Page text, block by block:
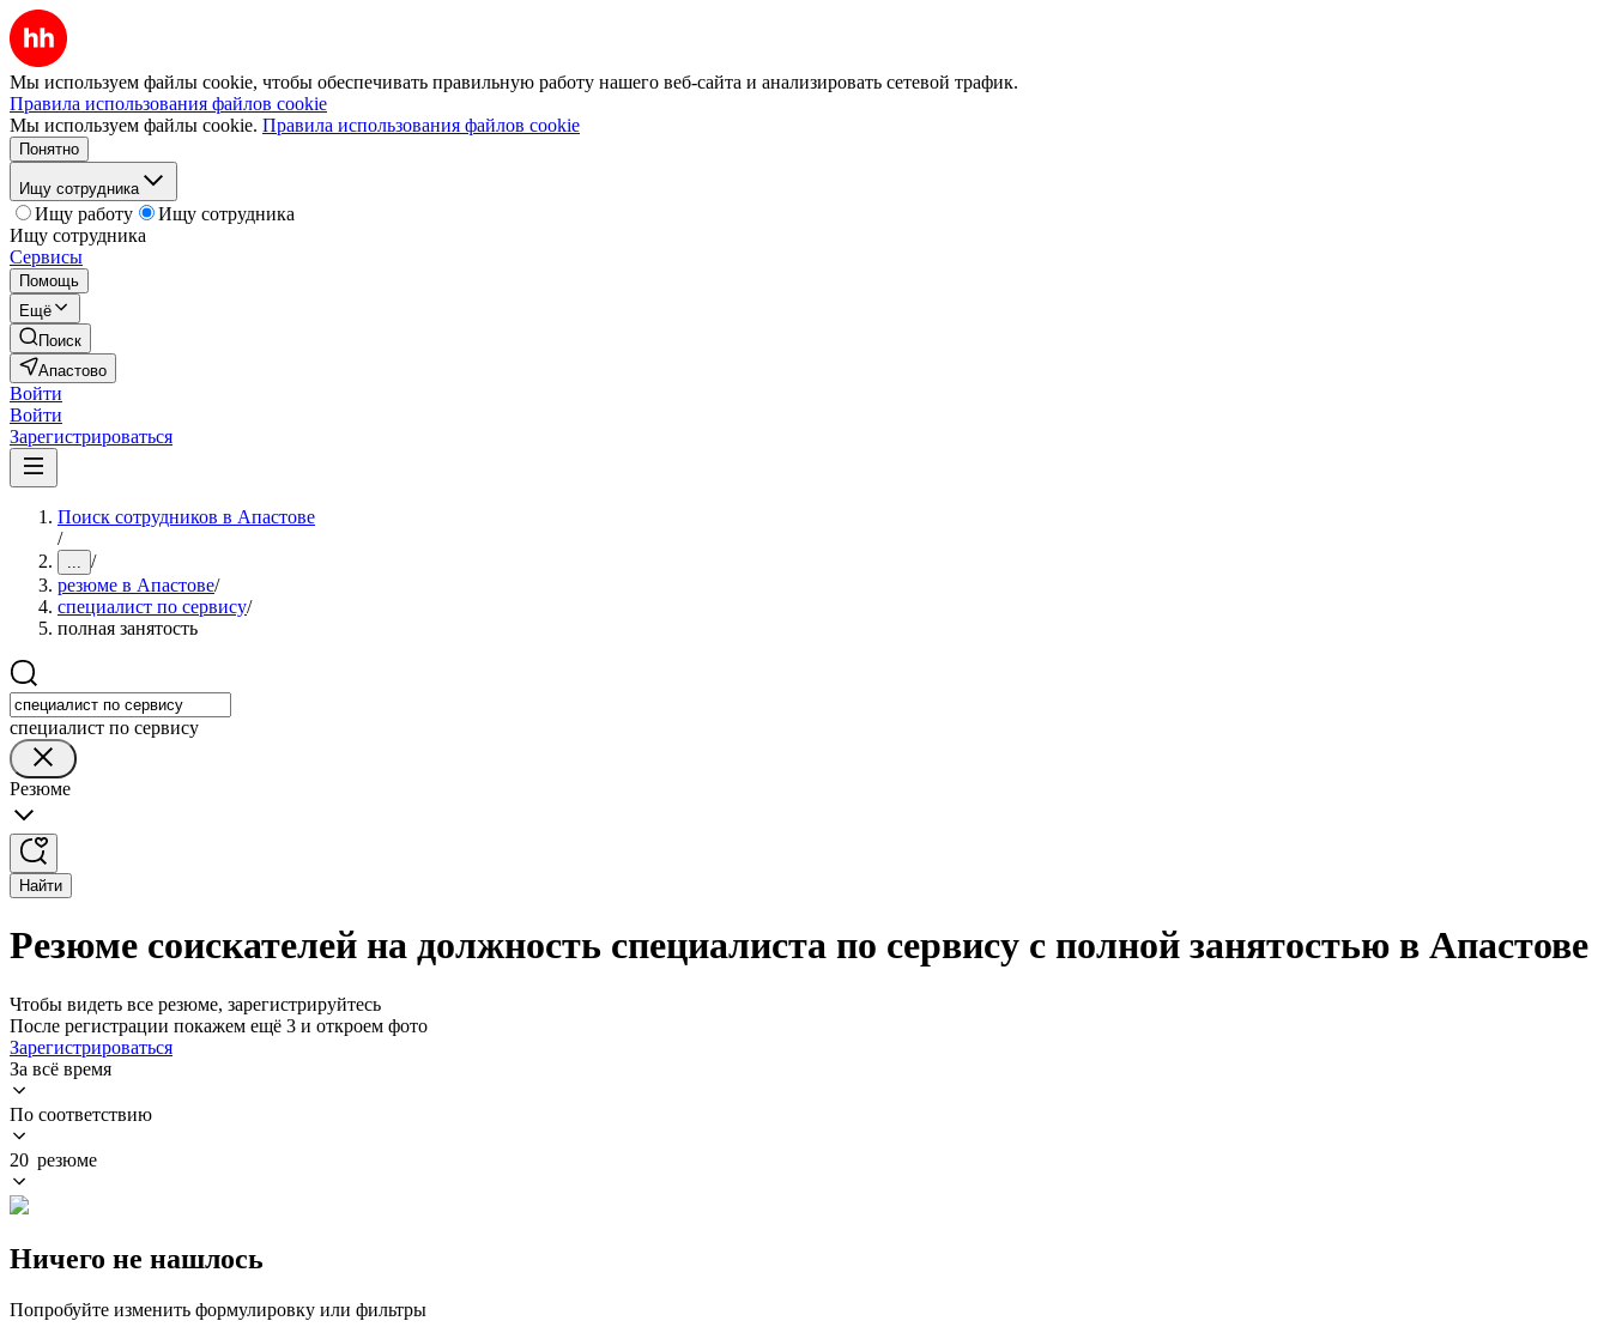
Мы используем файлы cookie, чтобы обеспечивать правильную работу нашего веб-сайта и анализировать сетевой трафик.
Правила использования файлов cookie
Мы используем файлы cookie. Правила использования файлов cookie
Понятно
Ищу сотрудника
Ищу работу
Ищу сотрудника
Ищу сотрудника
Сервисы
Помощь
Ещё
Поиск
Апастово
Войти
Войти
Зарегистрироваться
Поиск сотрудников в Апастове
/
... /
резюме в Апастове/
специалист по сервису/
полная занятость
специалист по сервису
Резюме
Найти
Резюме соискателей на должность специалиста по сервису с полной занятостью в Апастове
Чтобы видеть все резюме, зарегистрируйтесь
После регистрации покажем ещё 3 и откроем фото
Зарегистрироваться
За всё время
По соответствию
20 резюме
Ничего не нашлось
Попробуйте изменить формулировку или фильтры